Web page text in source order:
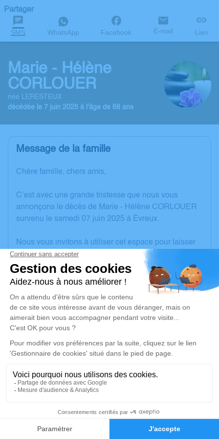
Faire-part Hommages
Partager
SMS WhatsApp Facebook E-mail Lien
Marie - Hélène
CORLOUER
née LERESTEUX
décédée le 7 juin 2025 à l'âge de 68 ans
Message de la famille
Chère famille, chers amis,
C’est avec une grande tristesse que nous vous
annonçons le décès de Marie - Hélène CORLOUER
survenu le samedi 07 juin 2025 à Évreux.
Nous vous invitons à utiliser cet espace pour laisser
vos condoléances, partager des photos souvenirs,
une anecdote ou exprimer vos pensées à travers des
poèmes ou des textes. Cet endroit est un lieu
d'expression dédié à honorer la mémoire de Marie -
Hélène CORLOUER.
Un service de plantation d’arbre hommage est
disponible ici.
Je rends hommage
Cérémonie religieuse
Église Saint Barthélemy de Graveron-Sémerville